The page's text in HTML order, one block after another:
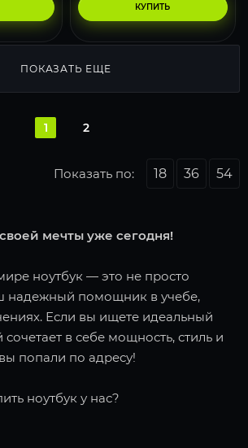
КУПИТЬ
ПОКАЗАТЬ ЕЩЕ
1 2
Показать по: 18 36 54
мечты уже сегодня!
ноутбук — это не просто
надежный помощник в учебе,
Если вы ищете идеальный
сочетает в себе мощность, стиль и
попали по адресу!
ноутбук у нас?